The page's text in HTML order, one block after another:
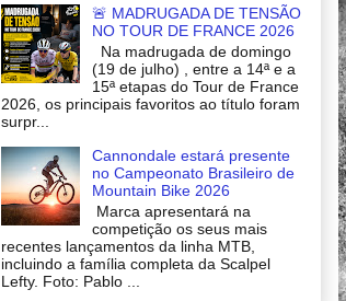
🚨 MADRUGADA DE TENSÃO
NO TOUR DE FRANCE 2026
Na madrugada de domingo
(19 de julho) , entre a 14ª e a
15ª etapas do Tour de France
2026, os principais favoritos ao título foram
surpr...
Cannondale estará presente
no Campeonato Brasileiro de
Mountain Bike 2026
Marca apresentará na
competição os seus mais
recentes lançamentos da linha MTB,
incluindo a família completa da Scalpel
Lefty. Foto: Pablo ...